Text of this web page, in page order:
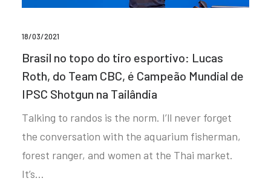
18/03/2021
Brasil no topo do tiro esportivo: Lucas
Roth, do Team CBC, é Campeão Mundial de
IPSC Shotgun na Tailândia
Talking to randos is the norm. I’ll never forget
the conversation with the aquarium fisherman,
forest ranger, and women at the Thai market.
It’s…